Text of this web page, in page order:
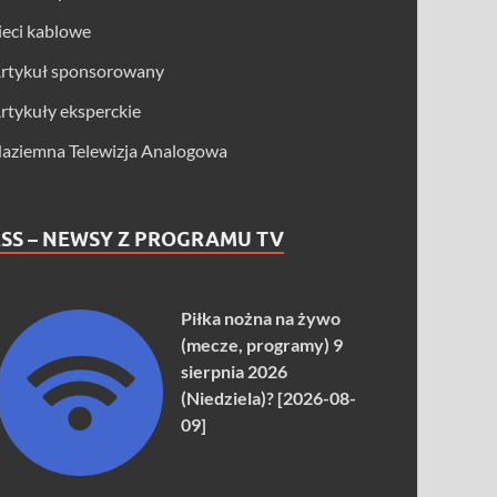
kablowe
sponsorowany
eksperckie
Telewizja Analogowa
– NEWSY Z PROGRAMU TV
Piłka nożna na żywo
(mecze, programy) 9
sierpnia 2026
(Niedziela)? [2026-08-
09]